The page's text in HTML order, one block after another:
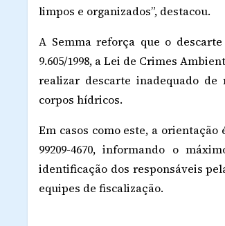
limpos e organizados”, destacou.
A Semma reforça que o
9.605/1998, a Lei de Crimes
realizar descarte inadequado
corpos hídricos.
Em casos como este, a
99209-4670, informando o
identificação dos responsáveis
equipes de fiscalização.